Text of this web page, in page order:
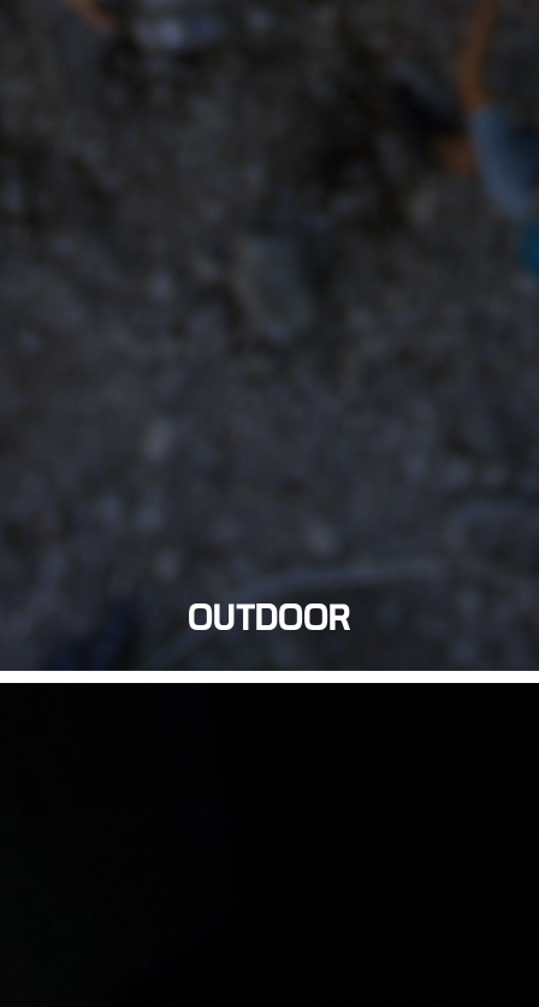
OUTDOOR